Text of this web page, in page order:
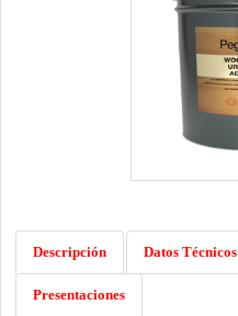
Descripción Datos Técnicos
Presentaciones